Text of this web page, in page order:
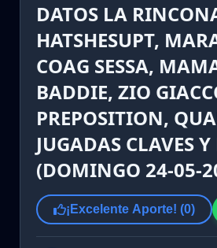
DATOS LA
HATSHESUPT,
COAG SESSA,
BADDIE, ZIO
PREPOSITION,
JUGADAS CLAVES
(DOMINGO 24-05-
¡Excelente Aporte! (0)